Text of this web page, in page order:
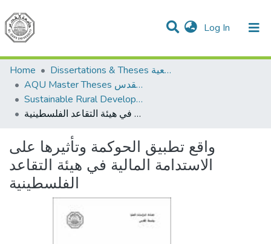
Log In (current)
Communities & Collections
All of DSpace
Home
Dissertations & Theses الرسائل الجامعية
AQU Master Theses الرسائل الجامعية الخاصة بجامعة القدس
Sustainable Rural Development التنمية الريفية المستدامة
واقع تطبيق الحوكمة وتأثيرها على الاستدامة المالية في هيئة التقاعد الفلسطينية
واقع تطبيق الحوكمة وتأثيرها على
الاستدامة المالية في هيئة التقاعد
الفلسطينية